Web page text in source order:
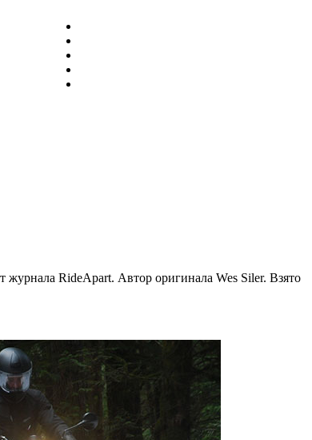
RideApart. Автор оригинала Wes Siler. Взято